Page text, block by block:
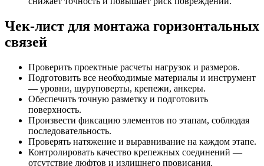
Чек-лист для монтажа горизонтальных
связей
Проверить проектные расчеты нагрузок и размеров.
Подготовить все необходимые материалы и инструмент
— уровни, шуруповерты, крепежи, анкеры.
Обеспечить точную разметку и подготовить
поверхность.
Произвести фиксацию элементов по этапам, соблюдая
последовательность.
Проверять натяжение и выравнивание на каждом этапе.
Контролировать качество крепежных соединений —
отсутствие люфтов и излишнего провисания.